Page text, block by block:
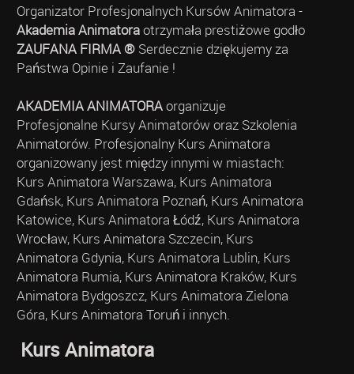
Organizator Profesjonalnych Kursów Animatora -
Akademia Animatoraotrzymała prestiżowe godło
ZAUFANA FIRMA ®Serdecznie dziękujemy za
Państwa Opinie i Zaufanie !
AKADEMIA ANIMATORAorganizuje
Profesjonalne Kursy Animatorów oraz Szkolenia
Animatorów. Profesjonalny Kurs Animatora
organizowany jest między innymi w miastach:
Kurs Animatora Warszawa, Kurs Animatora
Gdańsk, Kurs Animatora Poznań, Kurs Animatora
Katowice, Kurs Animatora Łódź, Kurs Animatora
Wrocław, Kurs Animatora Szczecin, Kurs
Animatora Gdynia, Kurs Animatora Lublin, Kurs
Animatora Rumia, Kurs Animatora Kraków, Kurs
Animatora Bydgoszcz, Kurs Animatora Zielona
Góra, Kurs Animatora Toruń i innych.
Kurs Animatora